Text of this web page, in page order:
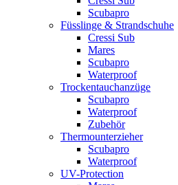
Scubapro
Füsslinge & Strandschuhe
Cressi Sub
Mares
Scubapro
Waterproof
Trockentauchanzüge
Scubapro
Waterproof
Zubehör
Thermounterzieher
Scubapro
Waterproof
UV-Protection